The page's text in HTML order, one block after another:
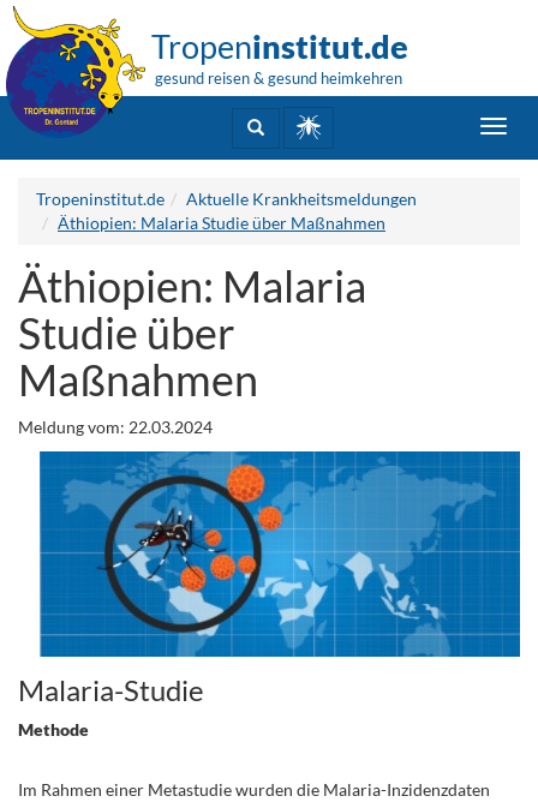
Tropeninstitut.de
gesund reisen & gesund heimkehren
Tropeninstitut.de
Aktuelle Krankheitsmeldungen
Äthiopien: Malaria Studie über Maßnahmen
Äthiopien: Malaria
Studie über
Maßnahmen
Meldung vom: 22.03.2024
Malaria-Studie
Methode
Im Rahmen einer Metastudie wurden die Malaria-Inzidenzdaten